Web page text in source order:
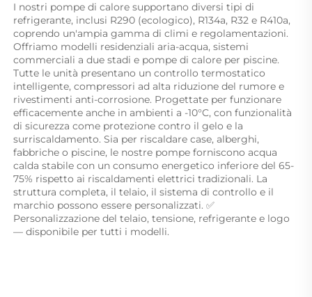
I nostri pompe di calore supportano diversi tipi di
refrigerante, inclusi R290 (ecologico), R134a, R32 e R410a,
coprendo un'ampia gamma di climi e regolamentazioni.
Offriamo modelli residenziali aria-acqua, sistemi
commerciali a due stadi e pompe di calore per piscine.
Tutte le unità presentano un controllo termostatico
intelligente, compressori ad alta riduzione del rumore e
rivestimenti anti-corrosione. Progettate per funzionare
efficacemente anche in ambienti a -10°C, con funzionalità
di sicurezza come protezione contro il gelo e la
surriscaldamento. Sia per riscaldare case, alberghi,
fabbriche o piscine, le nostre pompe forniscono acqua
calda stabile con un consumo energetico inferiore del 65-
75% rispetto ai riscaldamenti elettrici tradizionali. La
struttura completa, il telaio, il sistema di controllo e il
marchio possono essere personalizzati. ✅
Personalizzazione del telaio, tensione, refrigerante e logo
— disponibile per tutti i modelli.